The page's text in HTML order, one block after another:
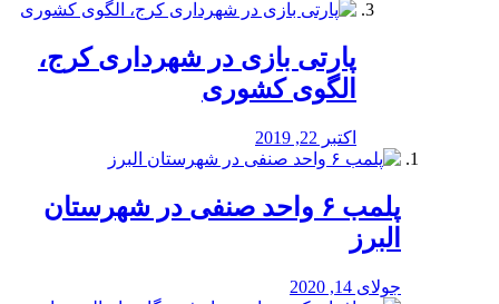
پارتی بازی در شهرداری کرج،
الگوی کشوری
اکتبر 22, 2019
پلمب ۶ واحد صنفی در شهرستان
البرز
جولای 14, 2020